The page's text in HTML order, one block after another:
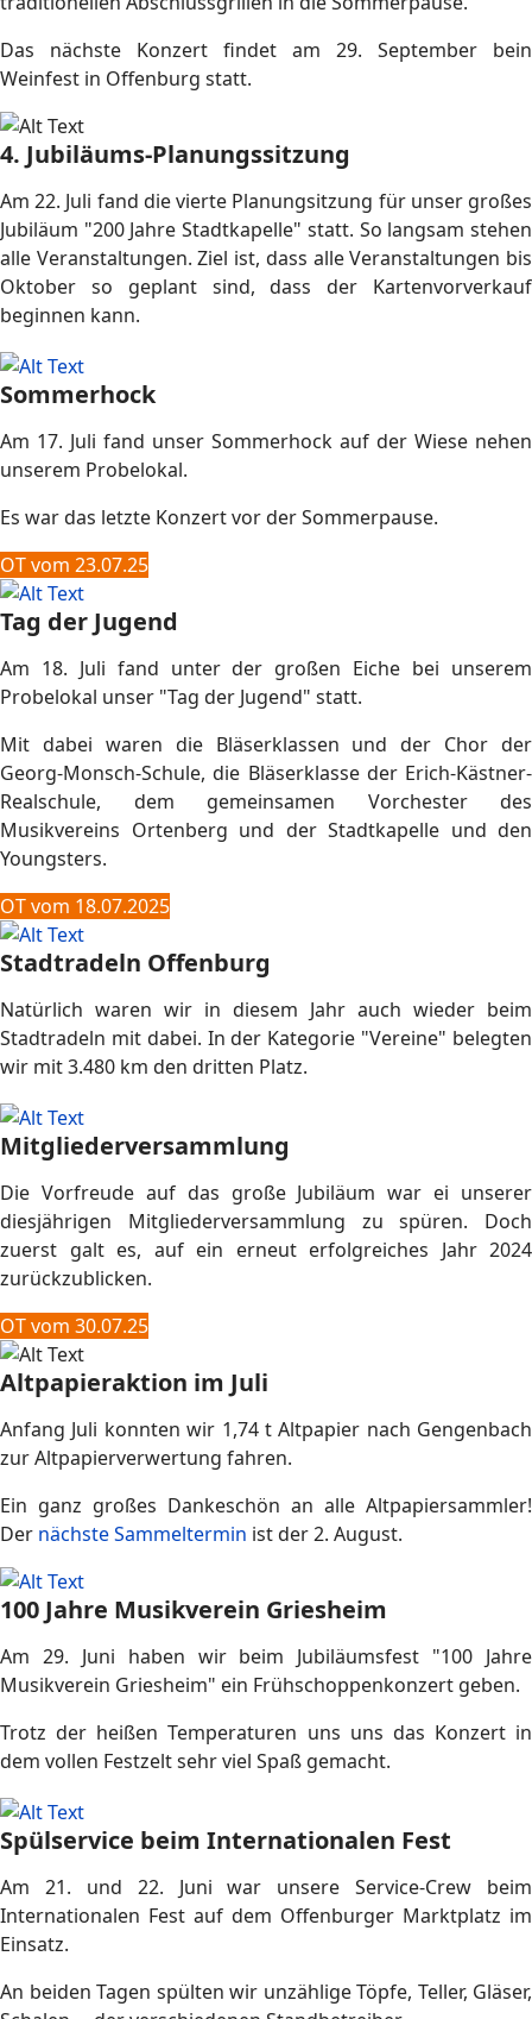
Das nächste Konzert findet am 29. September bein
Weinfest in Offenburg statt.
4. Jubiläums-Planungssitzung
Am 22. Juli fand die vierte Planungsitzung für unser großes
Jubiläum "200 Jahre Stadtkapelle" statt. So langsam stehen
alle Veranstaltungen. Ziel ist, dass alle Veranstaltungen bis
Oktober so geplant sind, dass der Kartenvorverkauf
beginnen kann.
Sommerhock
Am 17. Juli fand unser Sommerhock auf der Wiese nehen
unserem Probelokal.
Es war das letzte Konzert vor der Sommerpause.
OT vom 23.07.25
Tag der Jugend
Am 18. Juli fand unter der großen Eiche bei unserem
Probelokal unser "Tag der Jugend" statt.
Mit dabei waren die Bläserklassen und der Chor der
Georg-Monsch-Schule, die Bläserklasse der Erich-Kästner-
Realschule, dem gemeinsamen Vorchester des
Musikvereins Ortenberg und der Stadtkapelle und den
Youngsters.
OT vom 18.07.2025
Stadtradeln Offenburg
Natürlich waren wir in diesem Jahr auch wieder beim
Stadtradeln mit dabei. In der Kategorie "Vereine" belegten
wir mit 3.480 km den dritten Platz.
Mitgliederversammlung
Die Vorfreude auf das große Jubiläum war ei unserer
diesjährigen Mitgliederversammlung zu spüren. Doch
zuerst galt es, auf ein erneut erfolgreiches Jahr 2024
zurückzublicken.
OT vom 30.07.25
Altpapieraktion im Juli
Anfang Juli konnten wir 1,74 t Altpapier nach Gengenbach
zur Altpapierverwertung fahren.
Ein ganz großes Dankeschön an alle Altpapiersammler!
Der nächste Sammeltermin ist der 2. August.
100 Jahre Musikverein Griesheim
Am 29. Juni haben wir beim Jubiläumsfest "100 Jahre
Musikverein Griesheim" ein Frühschoppenkonzert geben.
Trotz der heißen Temperaturen uns uns das Konzert in
dem vollen Festzelt sehr viel Spaß gemacht.
Spülservice beim Internationalen Fest
Am 21. und 22. Juni war unsere Service-Crew beim
Internationalen Fest auf dem Offenburger Marktplatz im
Einsatz.
An beiden Tagen spülten wir unzählige Töpfe, Teller, Gläser,